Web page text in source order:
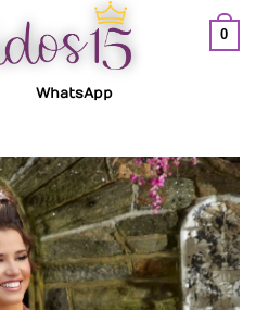
0
WhatsApp